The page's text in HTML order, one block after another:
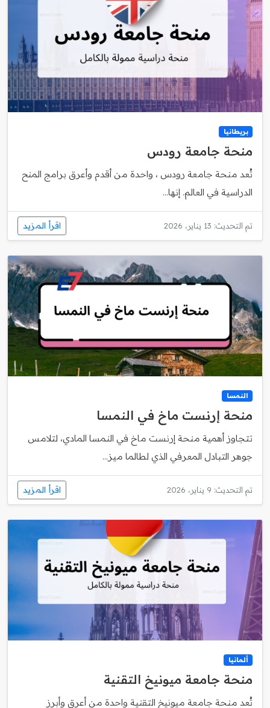
بريطانيا
منحة جامعة رودس
تُعد منحة جامعة رودس ، واحدة من أقدم وأعرق برامج المنح
الدراسية في العالم. إنها...
تم التحديث: 13 يناير، 2026 اقرأ المزيد
النمسا
منحة إرنست ماخ في النمسا
تتجاوز أهمية منحة إرنست ماخ في النمسا المادي، لتلامس
جوهر التبادل المعرفي الذي لطالما ميز...
تم التحديث: 9 يناير، 2026 اقرأ المزيد
ألمانيا
منحة جامعة ميونيخ التقنية
تُعد منحة جامعة ميونيخ التقنية واحدة من أعرق وأبرز